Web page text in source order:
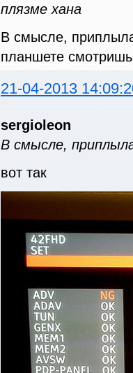
плязме хана
В смысле,
планшете
21-04-2013
sergioleon
В смысле,
вот так